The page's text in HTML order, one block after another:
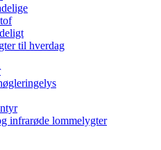
til hverdag
infrarøde lommelygter